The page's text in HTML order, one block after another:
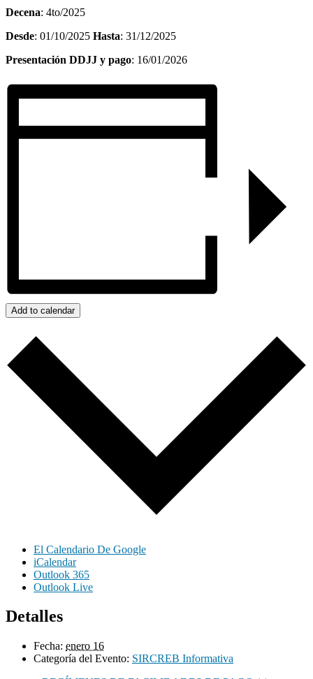
Decena: 4to/2025
Desde: 01/10/2025 Hasta: 31/12/2025
Presentación DDJJ y pago: 16/01/2026
Add to calendar
El Calendario De Google
iCalendar
Outlook 365
Outlook Live
Detalles
Fecha: enero 16
Categoría del Evento: SIRCREB Informativa